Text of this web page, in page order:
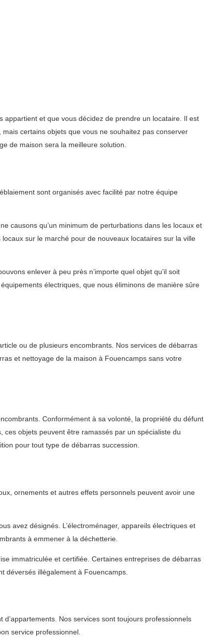
et que vous décidez de prendre un locataire. Il est
certains objets que vous ne souhaitez pas conserver
de maison sera la meilleure solution.
sont organisés avec facilité par notre équipe
causons qu’un minimum de perturbations dans les locaux et
sur le marché pour de nouveaux locataires sur la ville
enlever à peu près n’importe quel objet qu’il soit
électriques, que nous éliminons de manière sûre
ou de plusieurs encombrants. Nos services de débarras
et nettoyage de la maison à Fouencamps sans votre
Conformément à sa volonté, la propriété du défunt
ces objets peuvent être ramassés par un spécialiste du
pour tout type de débarras succession.
ornements et autres effets personnels peuvent avoir une
avez désignés. L’électroménager, appareils électriques et
à emmener à la déchetterie.
immatriculée et certifiée. Certaines entreprises de débarras
déversés illégalement à Fouencamps.
Nos services sont toujours professionnels
service professionnel.